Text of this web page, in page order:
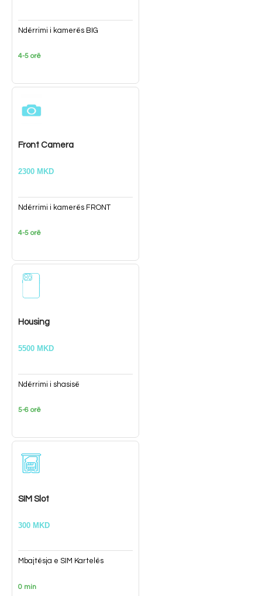
Ndërrimi i kamerës BIG
4-5 orë
Front Camera
2300 MKD
Ndërrimi i kamerës FRONT
4-5 orë
Housing
5500 MKD
Ndërrimi i shasisë
5-6 orë
SIM Slot
300 MKD
Mbajtësja e SIM Kartelës
0 min